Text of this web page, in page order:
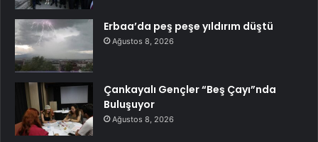
Erbaa’da peş peşe yıldırım düştü
Ağustos 8, 2026
Çankayalı Gençler “Beş Çayı”nda
Buluşuyor
Ağustos 8, 2026